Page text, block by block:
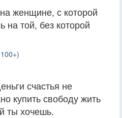
женщине, с которой
той, без которой
счастья не
купить свободу жить
ты хочешь.